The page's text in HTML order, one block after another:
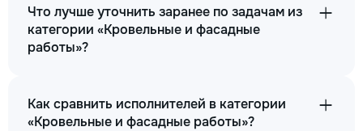
Что лучше уточнить заранее по задачам из
категории «Кровельные и фасадные
работы»?
Как сравнить исполнителей в категории
«Кровельные и фасадные работы»?